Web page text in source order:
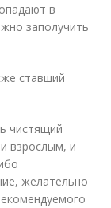
в
заполучить
ставший
чистящий
взрослым, и
желательно